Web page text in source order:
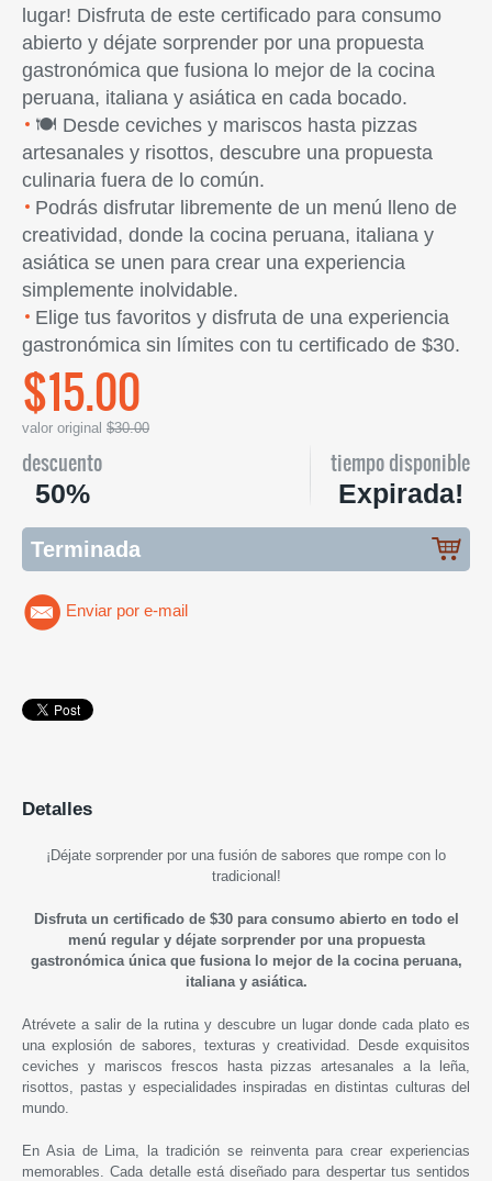
lugar! Disfruta de este certificado para consumo
abierto y déjate sorprender por una propuesta
gastronómica que fusiona lo mejor de la cocina
peruana, italiana y asiática en cada bocado.
🍽️ Desde ceviches y mariscos hasta pizzas
artesanales y risottos, descubre una propuesta
culinaria fuera de lo común.
Podrás disfrutar libremente de un menú lleno de
creatividad, donde la cocina peruana, italiana y
asiática se unen para crear una experiencia
simplemente inolvidable.
Elige tus favoritos y disfruta de una experiencia
gastronómica sin límites con tu certificado de $30.
$15.00
valor original $30.00
descuento
50%
tiempo disponible
Expirada!
Terminada
Enviar por e-mail
Detalles
¡Déjate sorprender por una fusión de sabores que rompe con lo
tradicional!
Disfruta un certificado de $30 para consumo abierto en todo el
menú regular y déjate sorprender por una propuesta
gastronómica única que fusiona lo mejor de la cocina peruana,
italiana y asiática.
Atrévete a salir de la rutina y descubre un lugar donde cada plato es
una explosión de sabores, texturas y creatividad. Desde exquisitos
ceviches y mariscos frescos hasta pizzas artesanales a la leña,
risottos, pastas y especialidades inspiradas en distintas culturas del
mundo.
En Asia de Lima, la tradición se reinventa para crear experiencias
memorables. Cada detalle está diseñado para despertar tus sentidos